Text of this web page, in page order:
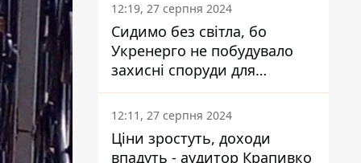
12:19, 27 серпня 2024
Сидимо без світла, бо
Укренерго не побудувало
захисні споруди для
енергетики - нардеп
Кучеренко
12:11, 27 серпня 2024
Ціни зростуть, доходи
впадуть - аудитор Крапивко